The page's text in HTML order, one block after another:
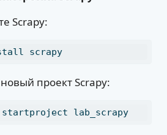
Scrapy:
scrapy
проект Scrapy:
startproject lab_scrapy